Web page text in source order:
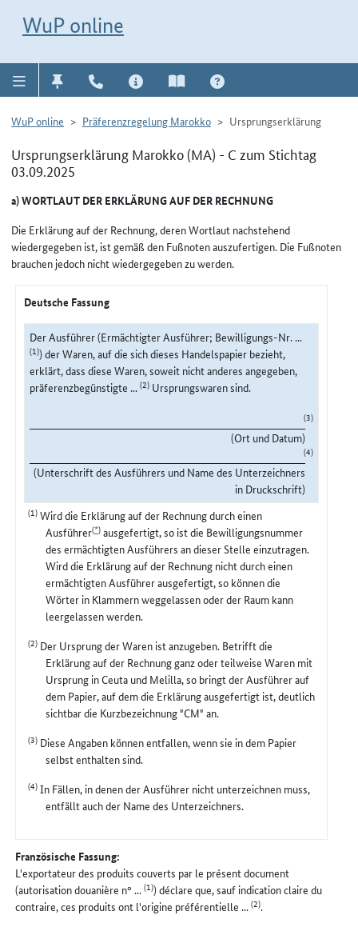
WuP online
WuP online Präferenzregelung Marokko Ursprungserklärung
Ursprungserklärung Marokko (MA) - C zum Stichtag
03.09.2025
a) WORTLAUT DER ERKLÄRUNG AUF DER RECHNUNG
Die Erklärung auf der Rechnung, deren Wortlaut nachstehend
wiedergegeben ist, ist gemäß den Fußnoten auszufertigen. Die Fußnoten
brauchen jedoch nicht wiedergegeben zu werden.
Deutsche Fassung
Der Ausführer (Ermächtigter Ausführer; Bewilligungs-Nr. ...
(1)) der Waren, auf die sich dieses Handelspapier bezieht,
erklärt, dass diese Waren, soweit nicht anderes angegeben,
präferenzbegünstigte ...(2) Ursprungswaren sind.
(3)
(Ort und Datum)
(4)
(Unterschrift des Ausführers und Name des Unterzeichners
in Druckschrift)
(1)Wird die Erklärung auf der Rechnung durch einen
Ausführer(*)ausgefertigt, so ist die Bewilligungsnummer
des ermächtigten Ausführers an dieser Stelle einzutragen.
Wird die Erklärung auf der Rechnung nicht durch einen
ermächtigten Ausführer ausgefertigt, so können die
Wörter in Klammern weggelassen oder der Raum kann
leergelassen werden.
(2) Der Ursprung der Waren ist anzugeben. Betrifft die
Erklärung auf der Rechnung ganz oder teilweise Waren mit
Ursprung in Ceuta und Melilla, so bringt der Ausführer auf
dem Papier, auf dem die Erklärung ausgefertigt ist, deutlich
sichtbar die Kurzbezeichnung "CM" an.
(3) Diese Angaben können entfallen, wenn sie in dem Papier
selbst enthalten sind.
(4)In Fällen, in denen der Ausführer nicht unterzeichnen muss,
entfällt auch der Name des Unterzeichners.
Französische Fassung:
L'exportateur des produits couverts par le présent document
(autorisation douanière n° ...(1)) déclare que, sauf indication claire du
contraire, ces produits ont l'origine préférentielle ...(2).